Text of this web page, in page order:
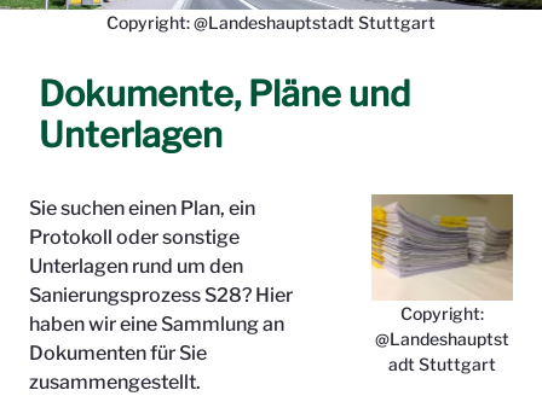
Copyright: @Landeshauptstadt Stuttgart
Dokumente, Pläne und
Unterlagen
Sie suchen einen Plan, ein
Protokoll oder sonstige
Unterlagen rund um den
Sanierungsprozess S28? Hier
haben wir eine Sammlung an
Dokumenten für Sie
zusammengestellt.
Copyright:
@Landeshauptst
adt Stuttgart